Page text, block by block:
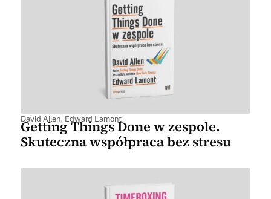
David Allen, Edward Lamont
Getting Things Done w zespole.
Skuteczna współpraca bez stresu